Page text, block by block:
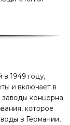
1949 году,
и включает в
концерна
которое
в Германии,